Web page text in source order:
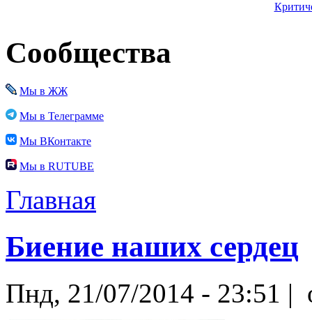
Сообщества
Мы в ЖЖ
Мы в Телеграмме
Мы ВКонтакте
Мы в RUTUBE
Главная
Биение наших сердец
Пнд, 21/07/2014 - 23:51 |